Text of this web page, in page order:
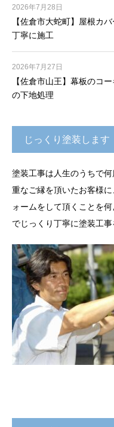
【佐倉市大蛇町】屋根カ
丁寧に施工
2026年7月28日
【佐倉市山王】幕板のコ
の下地処理
2026年7月27日
じっくり塗装します
塗装工事は人生のうちで
重なご縁を頂いたお客様
ォームをして頂くことを
でじっくり丁寧に塗装工